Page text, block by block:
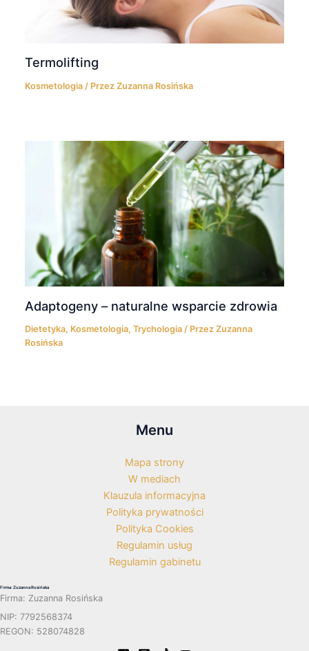
Termolifting
Kosmetologia / PrzezZuzanna Rosińska
Adaptogeny – naturalne wsparcie zdrowia
Dietetyka, Kosmetologia,Trychologia / PrzezZuzanna
Rosińska
Menu
Mapa strony
W mediach
Klauzula informacyjna
Polityka prywatności
Polityka Cookies
Regulamin usług
Regulamin gabinetu
Firma: Zuzanna Rosińska
Firma: Zuzanna Rosińska
NIP: 7792568374
REGON: 528074828